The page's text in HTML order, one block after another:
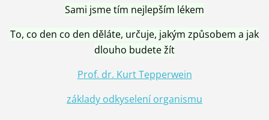
Sami jsme tím nejlepším lékem
To, co den co den děláte, určuje, jakým způsobem a jak
dlouho budete žít
Prof. dr. Kurt Tepperwein
základy odkyselení organismu